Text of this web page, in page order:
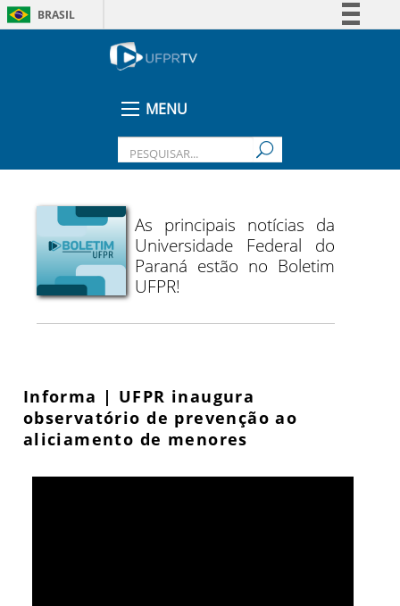
BRASIL
Legislação
MENU
As principais notícias da
Universidade Federal do
Paraná estão no Boletim
UFPR!
Informa | UFPR inaugura
observatório de prevenção ao
aliciamento de menores